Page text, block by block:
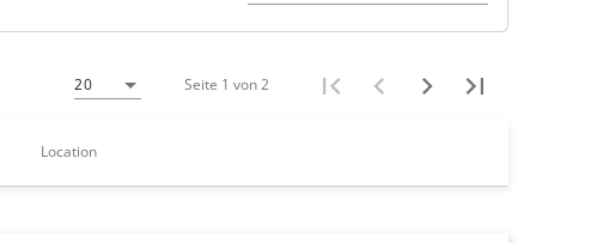
20 Seite 1 von 2
Location